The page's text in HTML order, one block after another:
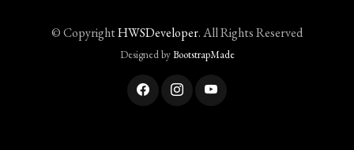
© CopyrightHWSDeveloper. All Rights Reserved
Designed byBootstrapMade